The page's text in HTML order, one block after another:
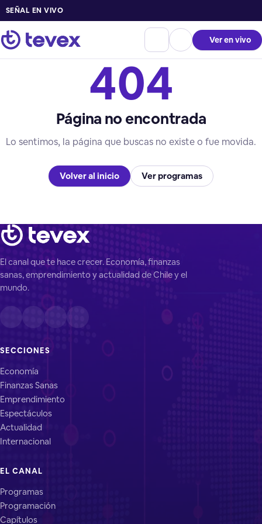
SEÑAL EN VIVO
Ver en vivo
404
Página no encontrada
Lo sentimos, la página que buscas no existe o fue movida.
Volver al inicio Ver programas
El canal que te hace crecer. Economía, finanzas
sanas, emprendimiento y actualidad de Chile y el
mundo.
SECCIONES
Economía
Finanzas Sanas
Emprendimiento
Espectáculos
Actualidad
Internacional
EL CANAL
Programas
Programación
Capítulos